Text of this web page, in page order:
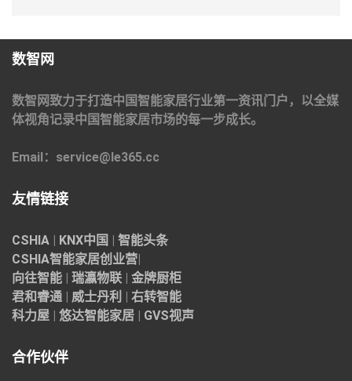
数智网
数智网致力于打造中国智能家居行业第一资讯门户，以全媒
体视角记录中国智能家居市场的每一步成长。
Email：service@le365.cc
友情链接
CSHIA | KNX中国 | 智能头条
CSHIA智能家居创业营|
向往智能 | 瑞瀛物联 | 金牌厨柜
君和睿通 | 威士丹利 | 右转智能
科力屋 | 悠达智能家居 | GVS视声
合作伙伴